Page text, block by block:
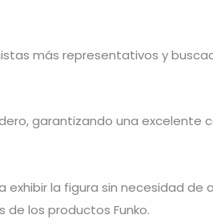
más representativos y
garantizando una
la figura sin necesidad de
los productos Funko.